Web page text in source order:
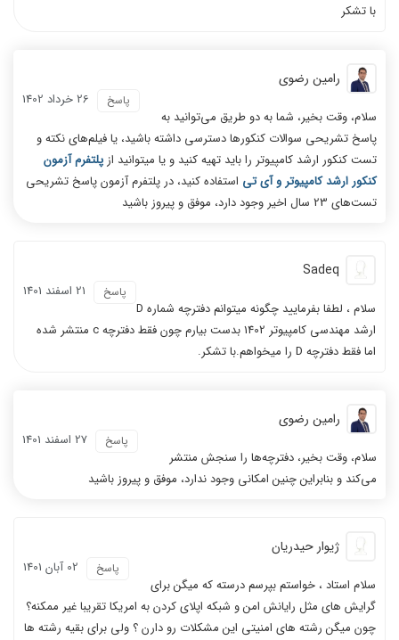
با تشکر
رامین رضوی
26 خرداد 1402 پاسخ
سلام، وقت بخیر، شما به دو طریق می‌توانید به
پاسخ تشریحی سوالات کنکورها دسترسی داشته باشید، یا فیلم‌های نکته و
تست کنکور ارشد کامپیوتر را باید تهیه کنید و یا میتوانید از پلتفرم آزمون
کنکور ارشد کامپیوتر و آی تی استفاده کنید، در پلتفرم آزمون پاسخ تشریحی
تست‌های 23 سال اخیر وجود دارد، موفق و پیروز باشید
Sadeq
21 اسفند 1401 پاسخ
سلام ، لطفا بفرمایید چگونه میتوانم دفترچه شماره D
ارشد مهندسی کامپیوتر 1402 بدست بیارم چون فقط دفترچه c منتشر شده
اما فقط دفترچه D را میخواهم.با تشکر.
رامین رضوی
27 اسفند 1401 پاسخ
سلام، وقت بخیر، دفترچه‌ها را سنجش منتشر
می‌کند و بنابراین چنین امکانی وجود ندارد، موفق و پیروز باشید
ژیوار حیدریان
02 آبان 1401 پاسخ
سلام استاد ، خواستم بپرسم درسته که میگن برای
گرایش های مثل رایانش امن و شبکه اپلای کردن به امریکا تقریبا غیر ممکنه؟
چون میگن رشته های امنیتی این مشکلات رو دارن ؟ ولی برای بقیه رشته ها